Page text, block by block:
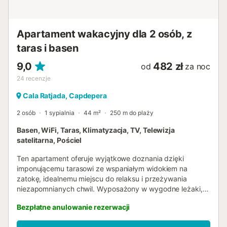
0 0 0 E T V / 1 2 8 ...
Apartament wakacyjny dla 2 osób, z
taras i basen
9,0
24 recenzje
od 482 zł za noc
Cala Ratjada, Capdepera
2 osób 1 sypialnia 44 m² 250 m do plaży
Basen, WiFi, Taras, Klimatyzacja, TV, Telewizja
satelitarna, Pościel
Ten apartament oferuje wyjątkowe doznania dzięki
imponującemu tarasowi ze wspaniałym widokiem na
zatokę, idealnemu miejscu do relaksu i przeżywania
niezapomnianych chwil. Wyposażony w wygodne leżaki,
Dodatkowo apartament ma dostęp do przestronnego
basenu wspólnego o wymiarach 10 na 9 metrów i zmiennej
Bezpłatne anulowanie rezerwacji